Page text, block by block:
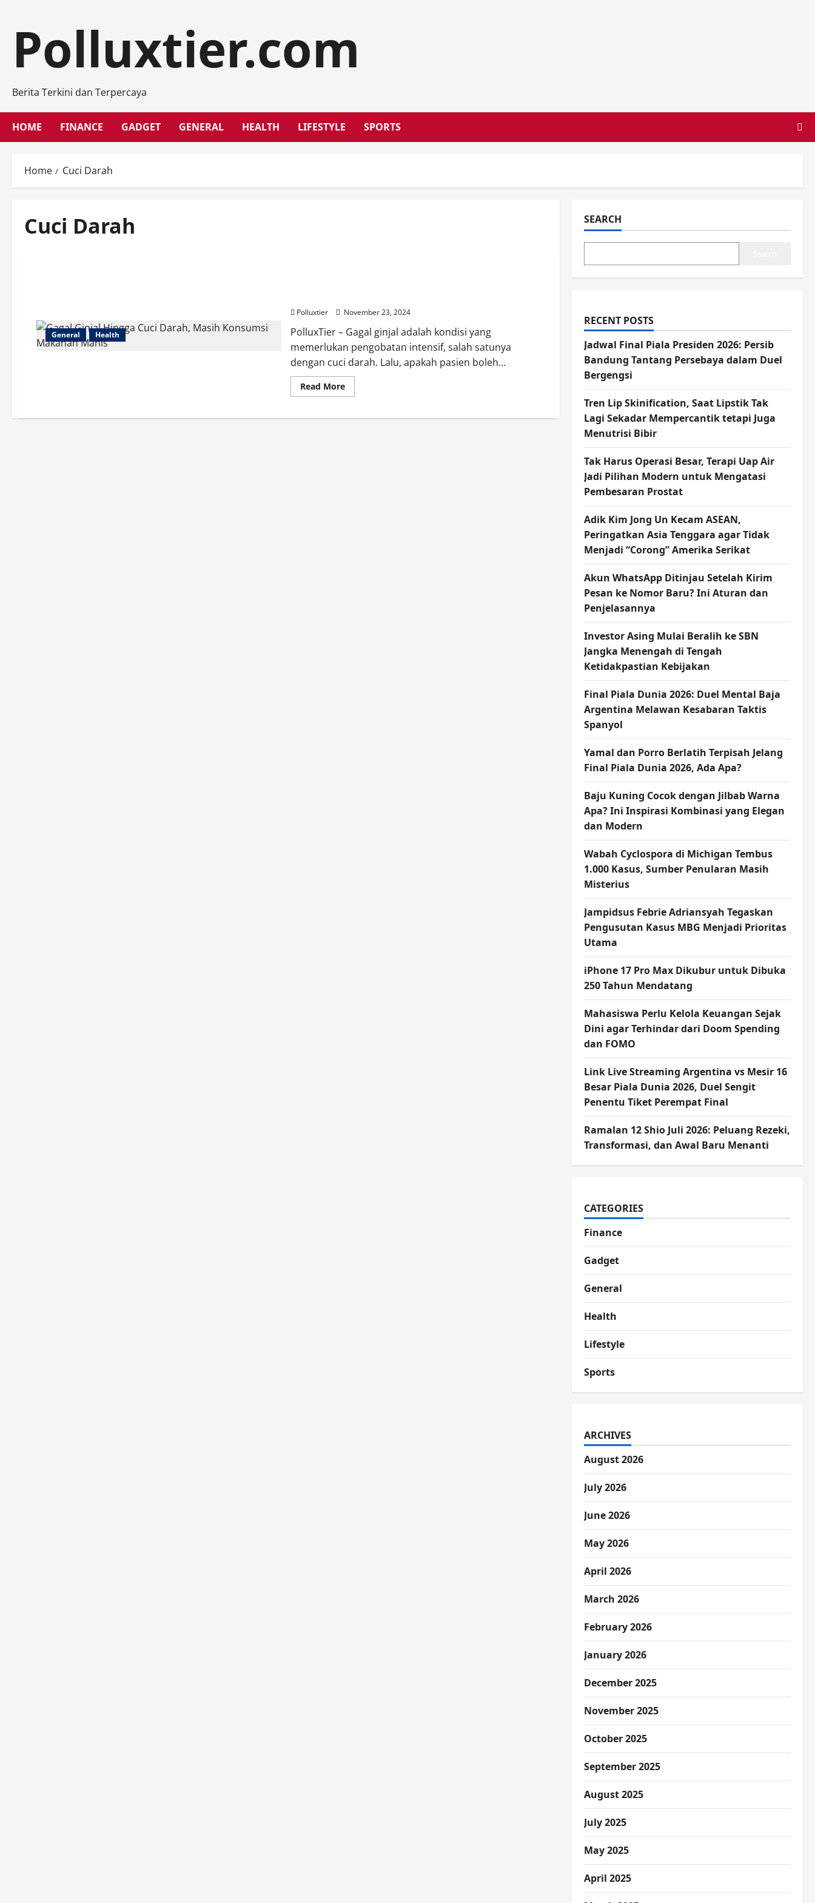
contentPolluxtier.com
Berita Terkini dan Terpercaya
HOME FINANCE GADGET GENERAL HEALTH LIFESTYLE SPORTS
Home Cuci Darah
Cuci Darah
General Health
Polluxtier November 23, 2024
PolluxTier – Gagal ginjal adalah kondisi yang
memerlukan pengobatan intensif, salah satunya
dengan cuci darah. Lalu, apakah pasien boleh...
Read MoreRead
more
Ginjal
SEARCH
RECENT POSTS
Jadwal Final Piala Presiden 2026: Persib
Bandung Tantang Persebaya dalam Duel
Bergengsi
Tren Lip Skinification, Saat Lipstik Tak
Lagi Sekadar Mempercantik tetapi Juga
Menutrisi Bibir
Tak Harus Operasi Besar, Terapi Uap Air
Jadi Pilihan Modern untuk Mengatasi
Pembesaran Prostat
Adik Kim Jong Un Kecam ASEAN,
Peringatkan Asia Tenggara agar Tidak
Menjadi “Corong” Amerika Serikat
Akun WhatsApp Ditinjau Setelah Kirim
Pesan ke Nomor Baru? Ini Aturan dan
Penjelasannya
Investor Asing Mulai Beralih ke SBN
Jangka Menengah di Tengah
Ketidakpastian Kebijakan
Final Piala Dunia 2026: Duel Mental Baja
Argentina Melawan Kesabaran Taktis
Spanyol
Yamal dan Porro Berlatih Terpisah Jelang
Final Piala Dunia 2026, Ada Apa?
Baju Kuning Cocok dengan Jilbab Warna
Apa? Ini Inspirasi Kombinasi yang Elegan
dan Modern
Wabah Cyclospora di Michigan Tembus
1.000 Kasus, Sumber Penularan Masih
Misterius
Jampidsus Febrie Adriansyah Tegaskan
Pengusutan Kasus MBG Menjadi Prioritas
Utama
iPhone 17 Pro Max Dikubur untuk Dibuka
250 Tahun Mendatang
Mahasiswa Perlu Kelola Keuangan Sejak
Dini agar Terhindar dari Doom Spending
dan FOMO
Link Live Streaming Argentina vs Mesir 16
Besar Piala Dunia 2026, Duel Sengit
Penentu Tiket Perempat Final
Ramalan 12 Shio Juli 2026: Peluang Rezeki,
Transformasi, dan Awal Baru Menanti
CATEGORIES
Finance
Gadget
General
Health
Lifestyle
Sports
ARCHIVES
August 2026
July 2026
June 2026
May 2026
April 2026
March 2026
February 2026
January 2026
December 2025
November 2025
October 2025
September 2025
August 2025
July 2025
May 2025
April 2025